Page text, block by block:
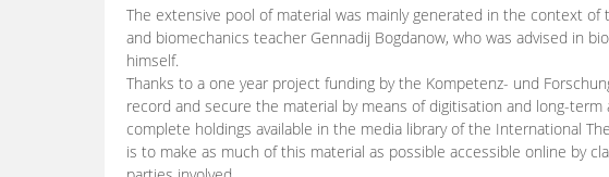
The extensive pool of material was mainly generated in the context
and biomechanics teacher Gennadij Bogdanow, who was advised in
himself.
Thanks to a one year project funding by the Kompetenz- und
record and secure the material by means of digitisation and long-
complete holdings available in the media library of the International
is to make as much of this material as possible accessible online by